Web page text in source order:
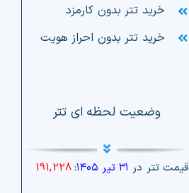
خرید تتر بدون کارمزد
خرید تتر بدون احراز هویت
وضعیت لحظه ای تتر
قیمت تتر در ۳۱ تیر ۱۴۰۵ :
191,228